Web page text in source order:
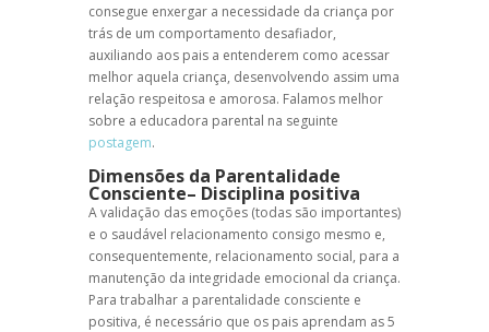
consegue enxergar a necessidade da criança por
trás de um comportamento desafiador,
auxiliando aos pais a entenderem como acessar
melhor aquela criança, desenvolvendo assim uma
relação respeitosa e amorosa. Falamos melhor
sobre a educadora parental na seguinte
postagem.
Dimensões da Parentalidade
Consciente– Disciplina positiva
A validação das emoções (todas são importantes)
e o saudável relacionamento consigo mesmo e,
consequentemente, relacionamento social, para a
manutenção da integridade emocional da criança.
Para trabalhar a parentalidade consciente e
positiva, é necessário que os pais aprendam as 5